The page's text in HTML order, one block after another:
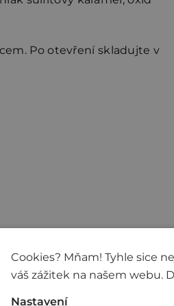
Po otevření skladujte v
Průměrné
Cookies? Mňam! Tyhle sice
váš zážitek na našem webu.
Nastavení